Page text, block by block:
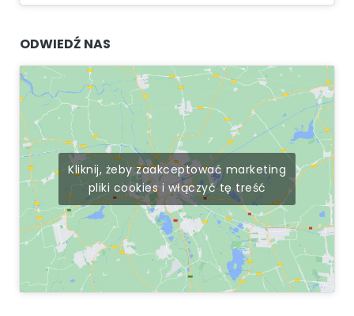
ODWIEDŹ NAS
Kliknij, żeby zaakceptować marketing
pliki cookies i włączyć tę treść